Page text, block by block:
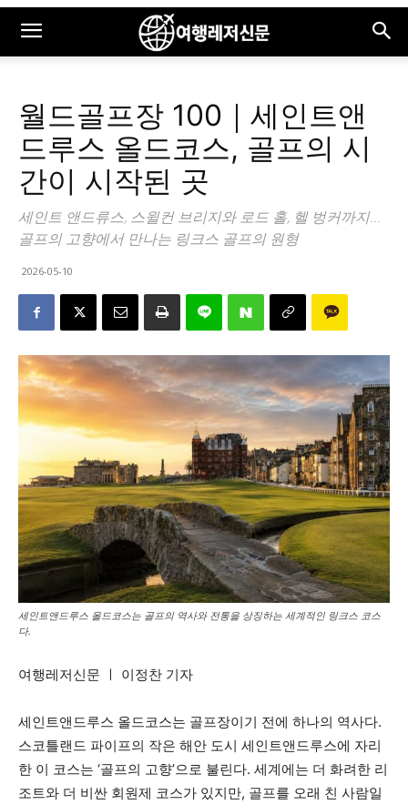
월드골프장 100｜세인트앤
드루스 올드코스, 골프의 시
간이 시작된 곳
세인트 앤드류스, 스윌컨 브리지와 로드 홀, 헬 벙커까지…
골프의 고향에서 만나는 링크스 골프의 원형
2026-05-10
세인트앤드루스 올드코스는 골프의 역사와 전통을 상징하는 세계적인 링크스 코스
다.
여행레저신문 ㅣ 이정찬 기자
세인트앤드루스 올드코스는 골프장이기 전에 하나의 역사다.
스코틀랜드 파이프의 작은 해안 도시 세인트앤드루스에 자리
한 이 코스는 ‘골프의 고향’으로 불린다. 세계에는 더 화려한 리
조트와 더 비싼 회원제 코스가 있지만, 골프를 오래 친 사람일